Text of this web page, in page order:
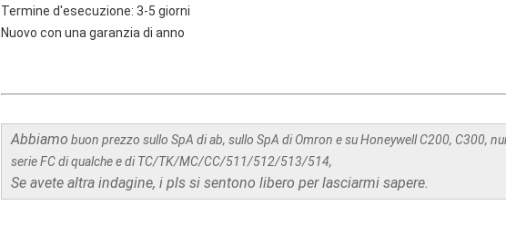
Termine d'esecuzione: 3-5 giorni
Nuovo con una garanzia di anno
Abbiamo buon prezzo sullo SpA di ab, sullo SpA di Omron e su Honeywell C200, C300,
serie FC di qualche e di TC/TK/MC/CC/511/512/513/514,
Se avete altra indagine, i pls si sentono libero per lasciarmi sapere.